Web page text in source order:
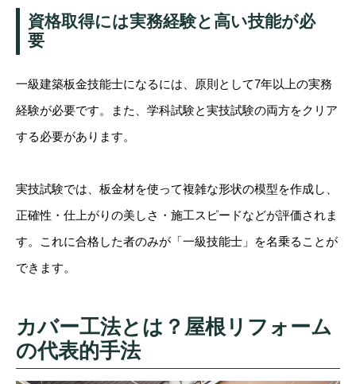
資格取得には実務経験と高い技能が必
要
一級建築板金技能士になるには、原則として7年以上の実務
経験が必要です。また、学科試験と実技試験の両方をクリア
する必要があります。
実技試験では、板金材を使って複雑な形状の模型を作成し、
正確性・仕上がりの美しさ・施工スピードなどが評価されま
す。これに合格した者のみが「一級技能士」を名乗ることが
できます。
カバー工法とは？屋根リフォーム
の代表的手法